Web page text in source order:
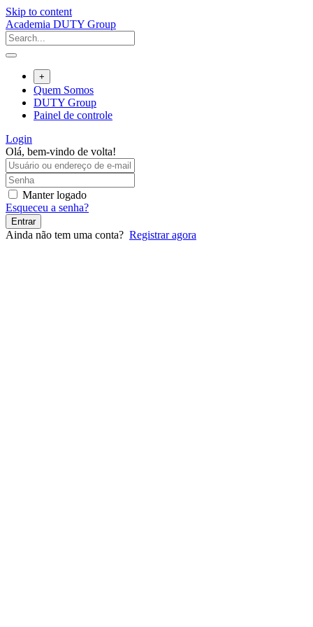
Skip to content
Academia DUTY Group
+
Quem Somos
DUTY Group
Painel de controle
Login
Olá, bem-vindo de volta!
Manter logado
Esqueceu a senha?
Entrar
Ainda não tem uma conta? Registrar agora